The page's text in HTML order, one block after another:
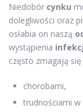
Niedobór cynku
dolegliwości oraz
osłabia on naszą
wystąpienia
często zmagają się
chorobami,
trudnościami w